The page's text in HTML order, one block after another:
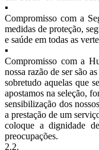
▪
Compromisso com a
medidas de proteção,
e saúde em todas as
▪
Compromisso com a
nossa razão de ser são as
sobretudo aquelas que
apostamos na seleção,
sensibilização dos
a prestação de um
coloque a dignidade
preocupações.
2.2.